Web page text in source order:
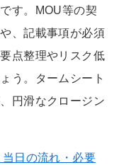
す。MOU等の契
、記載事項が必須
点整理やリスク低
う。タームシート
円滑なクロージン
日の流れ・必要